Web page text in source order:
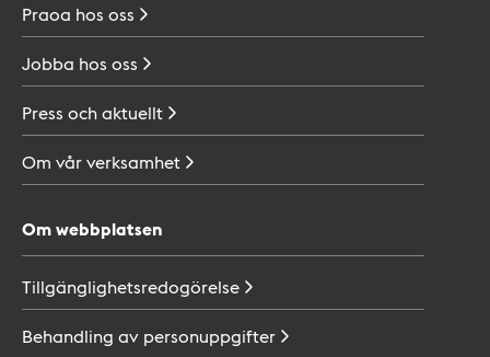
Praoa hos oss
Jobba hos oss
Press ochaktuellt
Om vårverksamhet
Om webbplatsen
Tillgänglighetsredogörelse
Behandling av personuppgifter